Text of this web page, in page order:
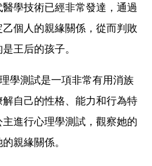
學技術已經非常發達，通過
個人的親緣關係，從而判敗
王后的孩子。
學測試是一項非常有用消族
自己的性格、能力和行為特
進行心理學測試，觀察她的
親緣關係。